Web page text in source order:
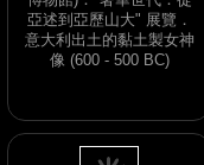
香港．尖沙咀 (香港歷史
博物館)："奢華世代：從
像 (600 - 500 BC)